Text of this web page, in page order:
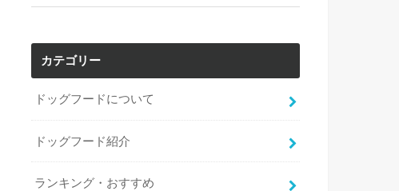
カテゴリー
ドッグフードについて
ドッグフード紹介
ランキング・おすすめ